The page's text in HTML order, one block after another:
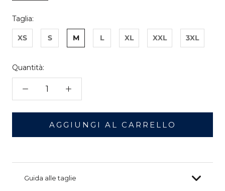
Taglia:
XS S M L XL XXL 3XL
Quantità:
AGGIUNGI AL CARRELLO
Guida alle taglie